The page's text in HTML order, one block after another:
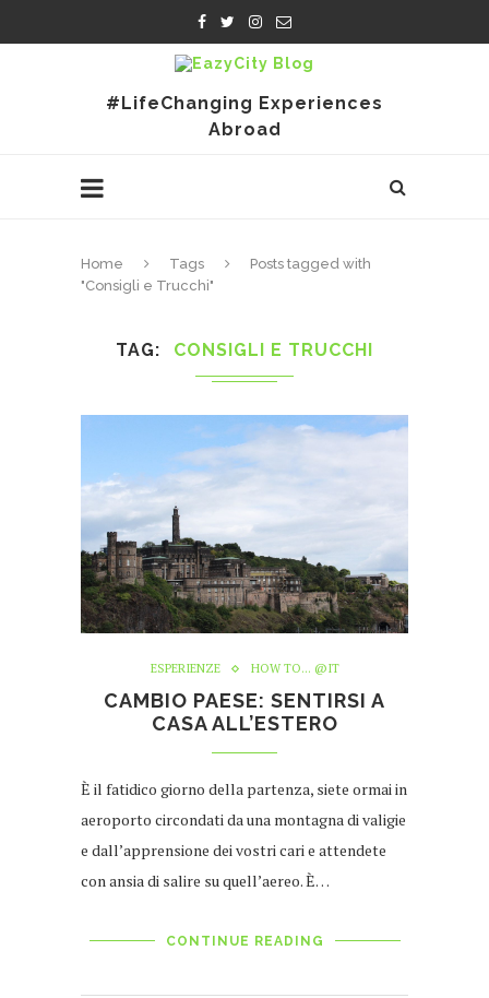
#LifeChanging Experiences
Abroad
Home Tags
Posts tagged with
"Consigli e Trucchi"
TAG CONSIGLI E TRUCCHI
ESPERIENZE HOW TO... @IT
CAMBIO PAESE: SENTIRSI A
CASA ALL’ESTERO
È il fatidico giorno della partenza, siete ormai in
aeroporto circondati da una montagna di valigie
e dall’apprensione dei vostri cari e attendete
con ansia di salire su quell’aereo. È…
CONTINUE READING